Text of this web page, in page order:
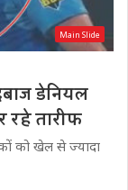
Main Slide
डेनियल
रहे तारीफ
को खेल से ज्यादा